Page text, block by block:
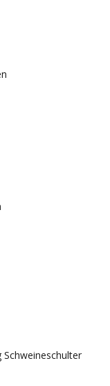
Schweineschulter